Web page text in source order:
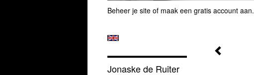
Beheer je site of maak een gratis account aan.
Jonaske de Ruiter